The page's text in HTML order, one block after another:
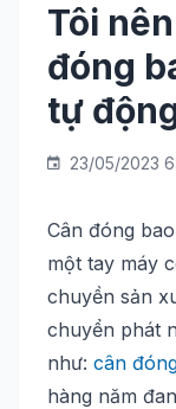
Trang chủ
đóng bao
Tôi
đóng
tự
23/05/2023
Cân đóng
một tay máy
chuyền sản
chuyển phát
như: cân
hàng năm